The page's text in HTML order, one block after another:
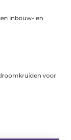
inbouw- en
voor